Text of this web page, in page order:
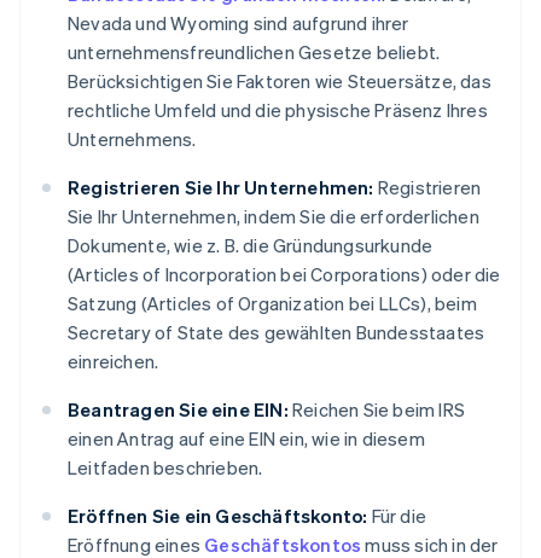
Nevada und Wyoming sind aufgrund ihrer
unternehmensfreundlichen Gesetze beliebt.
Berücksichtigen Sie Faktoren wie Steuersätze, das
rechtliche Umfeld und die physische Präsenz Ihres
Unternehmens.
Registrieren Sie Ihr Unternehmen: Registrieren
Sie Ihr Unternehmen, indem Sie die erforderlichen
Dokumente, wie z. B. die Gründungsurkunde
(Articles of Incorporation bei Corporations) oder die
Satzung (Articles of Organization bei LLCs), beim
Secretary of State des gewählten Bundesstaates
einreichen.
Beantragen Sie eine EIN: Reichen Sie beim IRS
einen Antrag auf eine EIN ein, wie in diesem
Leitfaden beschrieben.
Eröffnen Sie ein Geschäftskonto: Für die
Eröffnung eines Geschäftskontos muss sich in der